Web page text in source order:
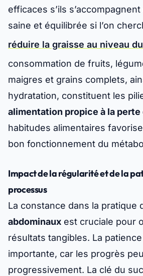
efficaces s’ils
saine et équilibrée si l’on
réduire la graisse au niveau
consommation de fruits,
maigres et grains complets,
hydratation, constituent les
alimentation propice à la perte
habitudes alimentaires
bon fonctionnement du
Impact de la régularité et de la
processus
La constance dans la pratique
abdominaux est cruciale pour
résultats tangibles. La
importante, car les progrès
progressivement. La clé du